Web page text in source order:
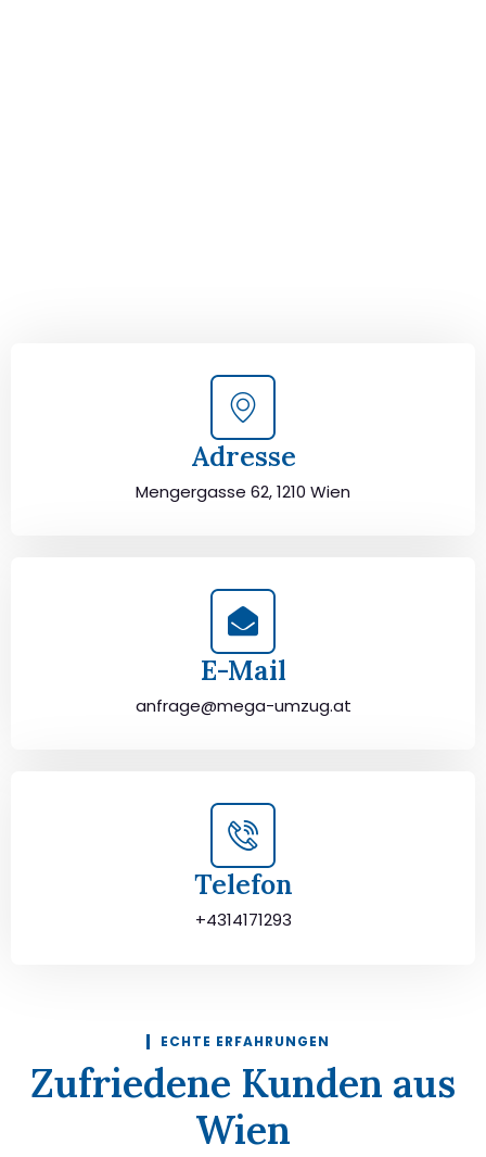
Adresse
Mengergasse 62, 1210 Wien
E-Mail
anfrage@mega-umzug.at
Telefon
+4314171293
ECHTE ERFAHRUNGEN
Zufriedene Kunden aus
Wien